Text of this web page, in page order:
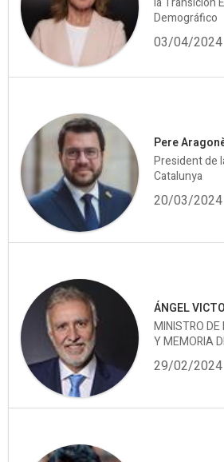
Demográfico
03/04/2024
Pere
President de
Catalunya
20/03/2024
ÁNGEL
MINISTRO
Y MEMORIA
29/02/2024